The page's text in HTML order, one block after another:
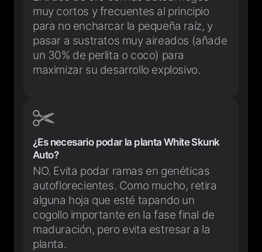
muy cortos y frecuentes al principio
para no encharcar la pequeña raíz, y
pasar a sustratos muy aireados (añade
un 30% de perlita o coco) para
maximizar su desarrollo explosivo.
¿Es necesario podar la planta White Skunk
Auto?
NO. Evita podar ramas en genéticas
autoflorecientes. Como mucho, retira
alguna hoja que esté tapando un
cogollo importante en la fase final de
maduración, pero evita estresar a la
planta.